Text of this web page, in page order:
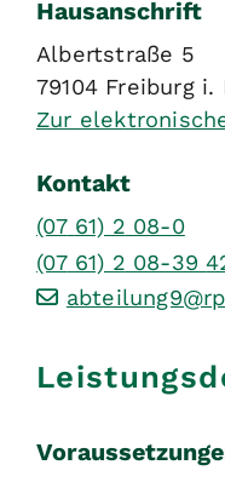
Hausanschrift
Albertstraße 5
79104 Freiburg i.
Zur
Kontakt
(07 61) 2 08-0
(07 61) 2 08-39